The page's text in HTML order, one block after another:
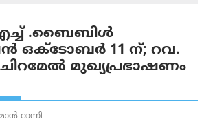
.ബൈബിൾ
11 ന്; റവ.
മുഖ്യപ്രഭാഷണം
റാന്നി